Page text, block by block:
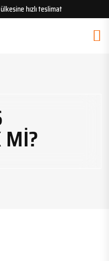
hızlı teslimat
MI?